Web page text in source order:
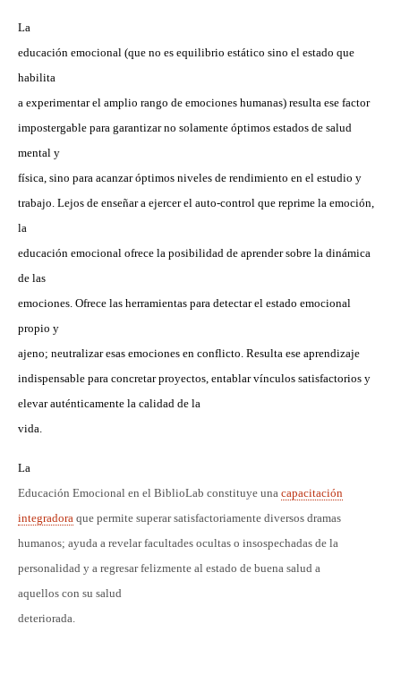
La
educación emocional (que no es equilibrio estático sino el estado que
habilita
a experimentar el amplio rango de emociones humanas) resulta ese factor
impostergable para garantizar no solamente óptimos estados de salud
mental y
física, sino para acanzar óptimos niveles de rendimiento en el estudio y
trabajo. Lejos de enseñar a ejercer el auto-control que reprime la emoción,
la
educación emocional ofrece la posibilidad de aprender sobre la dinámica
de las
emociones. Ofrece las herramientas para detectar el estado emocional
propio y
ajeno; neutralizar esas emociones en conflicto. Resulta ese aprendizaje
indispensable para concretar proyectos, entablar vínculos satisfactorios y
elevar auténticamente la calidad de la
vida.
La
Educación Emocional en el BiblioLab constituye una capacitación
integradora que permite superar satisfactoriamente diversos dramas
humanos; ayuda a revelar facultades ocultas o insospechadas de la
personalidad y a regresar felizmente al estado de buena salud a
aquellos con su salud
deteriorada.